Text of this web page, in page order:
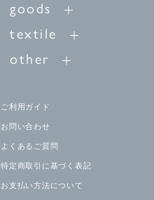
goods
textile
other
ご利用ガイド
お問い合わせ
よくあるご質問
特定商取引に基づく表記
お支払い方法について